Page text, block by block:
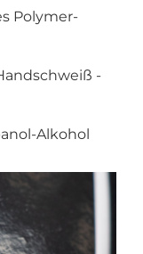
Polymer-
-
Alkohol